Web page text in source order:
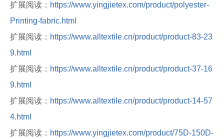
扩展阅读： https://www.yingjietex.com/product/polyester-
Printing-fabric.html
扩展阅读： https://www.alltextile.cn/product/product-83-23
9.html
扩展阅读： https://www.alltextile.cn/product/product-37-16
9.html
扩展阅读： https://www.alltextile.cn/product/product-14-57
4.html
扩展阅读： https://www.yingjietex.com/product/75D-150D-